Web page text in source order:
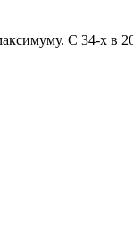
С 34-х в